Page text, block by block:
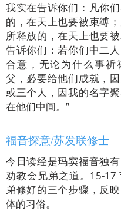
我实在告诉你们：凡你
的，在天上也要被束缚
所释放的，在天上也要
告诉你们：若你们中二
合意，无论为什么事祈
父，必要给他们成就，
或三个人，因我的名字
在他们中间。”
福音探意/苏发联修士
今日读经是玛窦福音独
劝教会兄弟之道。15-17
弟修好的三个步骤，反
体的习俗。